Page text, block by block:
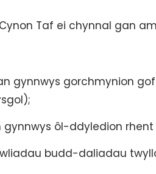
Taf ei chynnal gan
gynnwys gorchmynion
ôl-ddyledion
budd-daliadau